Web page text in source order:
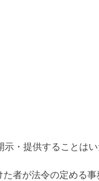
・提供することはい
者が法令の定める